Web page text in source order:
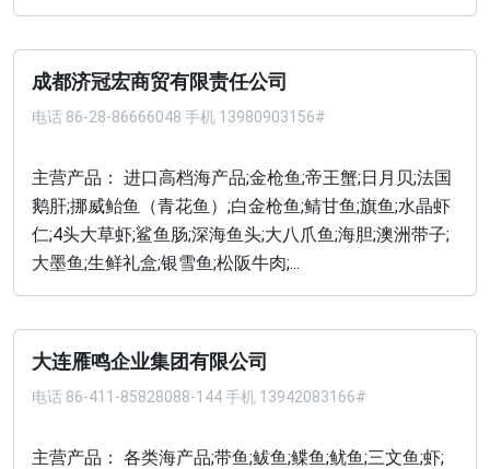
成都济冠宏商贸有限责任公司
电话 86-28-86666048 手机 13980903156#
主营产品： 进口高档海产品;金枪鱼;帝王蟹;日月贝;法国
鹅肝;挪威鲐鱼（青花鱼）;白金枪鱼;鲭甘鱼;旗鱼;水晶虾
仁;4头大草虾;鲨鱼肠;深海鱼头;大八爪鱼;海胆;澳洲带子;
大墨鱼;生鲜礼盒;银雪鱼;松阪牛肉;...
大连雁鸣企业集团有限公司
电话 86-411-85828088-144 手机 13942083166#
主营产品： 各类海产品;带鱼;鲅鱼;鲽鱼;鱿鱼;三文鱼;虾;